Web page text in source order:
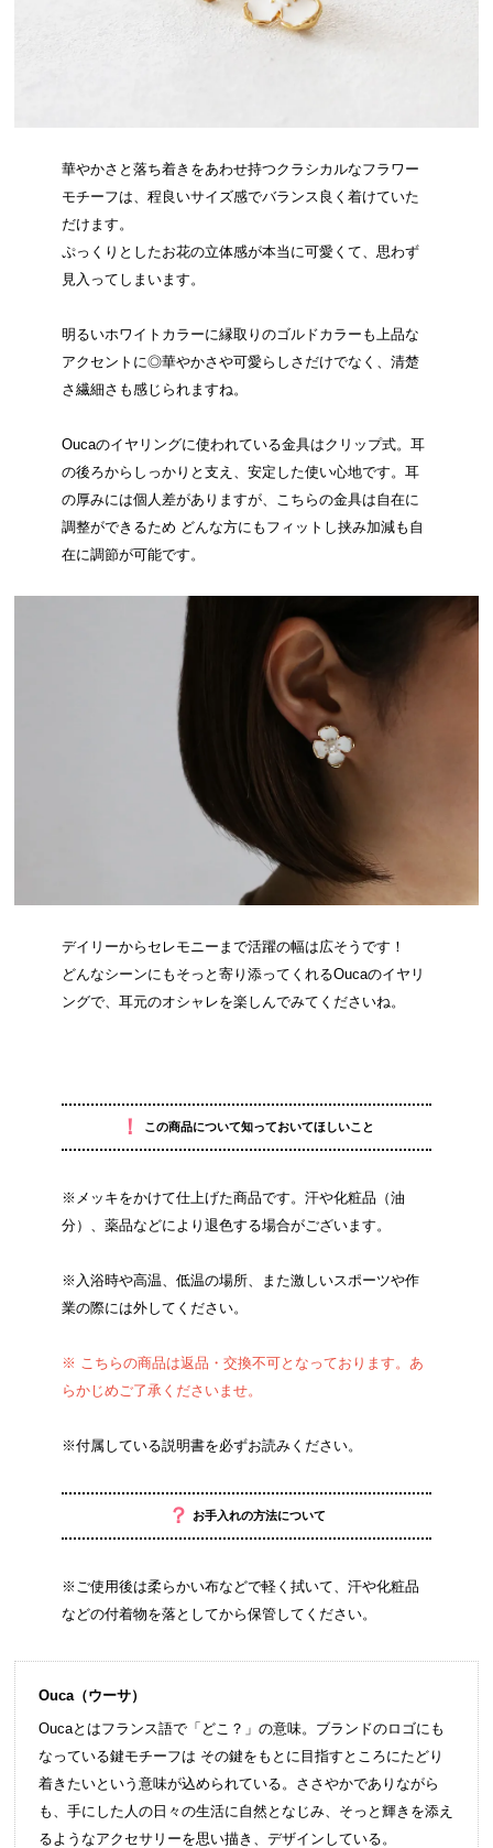
華やかさと落ち着きをあわせ持つクラシカルなフラワー
モチーフは、程良いサイズ感でバランス良く着けていた
だけます。
ぷっくりとしたお花の立体感が本当に可愛くて、思わず
見入ってしまいます。
明るいホワイトカラーに縁取りのゴルドカラーも上品な
アクセントに◎華やかさや可愛らしさだけでなく、清楚
さ繊細さも感じられますね。
Oucaのイヤリングに使われている金具はクリップ式。耳
の後ろからしっかりと支え、安定した使い心地です。耳
の厚みには個人差がありますが、こちらの金具は自在に
調整ができるため どんな方にもフィットし挟み加減も自
在に調節が可能です。
デイリーからセレモニーまで活躍の幅は広そうです！
どんなシーンにもそっと寄り添ってくれるOucaのイヤリ
ングで、耳元のオシャレを楽しんでみてくださいね。
！ この商品について知っておいてほしいこと
※メッキをかけて仕上げた商品です。汗や化粧品（油
分）、薬品などにより退色する場合がございます。
※入浴時や高温、低温の場所、また激しいスポーツや作
業の際には外してください。
※ こちらの商品は返品・交換不可となっております。あ
らかじめご了承くださいませ。
※付属している説明書を必ずお読みください。
？ お手入れの方法について
※ご使用後は柔らかい布などで軽く拭いて、汗や化粧品
などの付着物を落としてから保管してください。
Ouca（ウーサ）
Oucaとはフランス語で「どこ？」の意味。ブランドのロゴにも
なっている鍵モチーフは その鍵をもとに目指すところにたどり
着きたいという意味が込められている。ささやかでありながら
も、手にした人の日々の生活に自然となじみ、そっと輝きを添え
るようなアクセサリーを思い描き、デザインしている。